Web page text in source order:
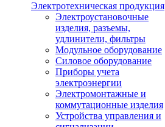
Электротехническая продукция
Электроустановочные
изделия, разъемы,
удлинители, фильтры
Модульное оборудование
Силовое оборудование
Приборы учета
электроэнергии
Электромонтажные и
коммутационные изделия
Устройства управления и